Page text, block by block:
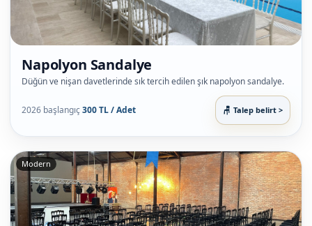
Napolyon Sandalye
Düğün ve nişan davetlerinde sık tercih edilen şık napolyon sandalye.
2026 başlangıç300 TL / Adet Talep belirt >
Modern